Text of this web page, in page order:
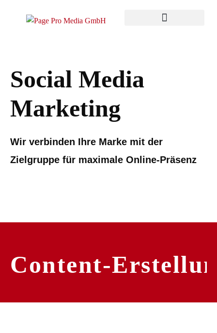
Social Media
Marketing
Wir verbinden Ihre Marke mit der
Zielgruppe für maximale Online-Präsenz
Content-